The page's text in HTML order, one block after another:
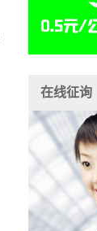
在线征询